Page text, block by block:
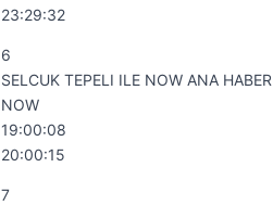
23:29:32
6
SELCUK TEPELI ILE NOW ANA HABER
NOW
19:00:08
20:00:15
7